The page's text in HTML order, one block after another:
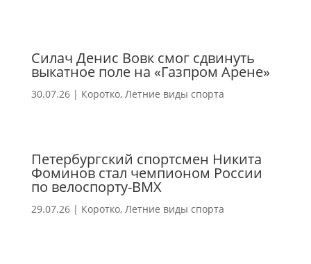
Силач Денис Вовк смог сдвинуть
выкатное поле на «Газпром Арене»
30.07.26| Коротко, Летние виды спорта
Петербургский спортсмен Никита
Фоминов стал чемпионом России
по велоспорту-ВМХ
29.07.26| Коротко, Летние виды спорта